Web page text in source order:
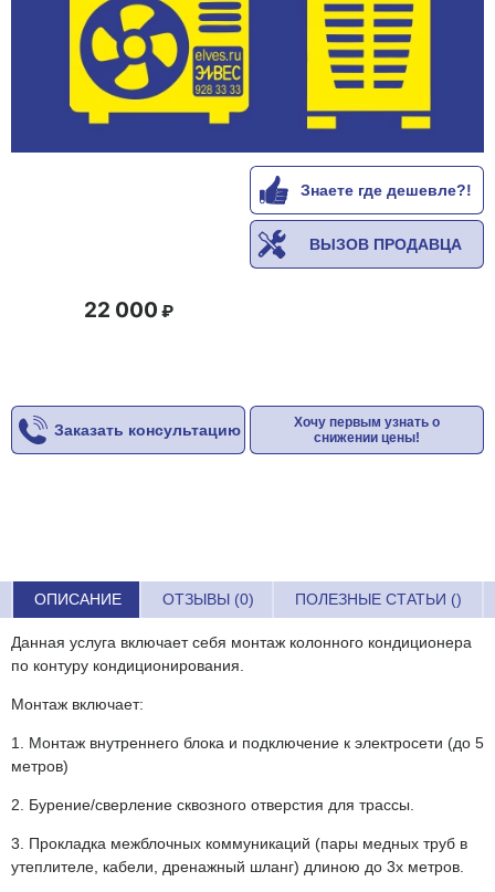
Знаете где дешевле?!
ВЫЗОВ ПРОДАВЦА
22 000
Хочу первым узнать о
снижении цены!
Заказать консультацию
ОПИСАНИЕ ОТЗЫВЫ (0) ПОЛЕЗНЫЕ СТАТЬИ ()
Данная услуга включает себя монтаж колонного кондиционера
по контуру кондиционирования.
Монтаж включает:
1. Монтаж внутреннего блока и подключение к электросети (до 5
метров)
2. Бурение/сверление сквозного отверстия для трассы.
3. Прокладка межблочных коммуникаций (пары медных труб в
утеплителе, кабели, дренажный шланг) длиною до 3х метров.